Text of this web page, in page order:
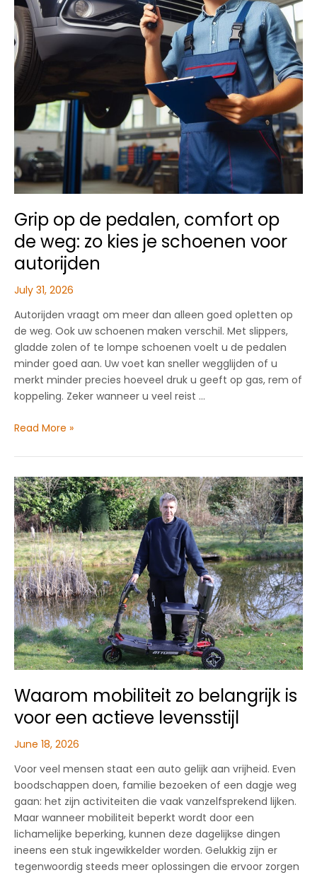
Grip op de pedalen, comfort op
de weg: zo kies je schoenen voor
autorijden
July 31, 2026
Autorijden vraagt om meer dan alleen goed opletten op
de weg. Ook uw schoenen maken verschil. Met slippers,
gladde zolen of te lompe schoenen voelt u de pedalen
minder goed aan. Uw voet kan sneller wegglijden of u
merkt minder precies hoeveel druk u geeft op gas, rem of
koppeling. Zeker wanneer u veel reist …
Grip
de
pedalen,
comfort
op
de
weg:
zo
kies
je
schoenen
voor
autorijden
Read More »
Waarom mobiliteit zo belangrijk is
voor een actieve levensstijl
June 18, 2026
Voor veel mensen staat een auto gelijk aan vrijheid. Even
boodschappen doen, familie bezoeken of een dagje weg
gaan: het zijn activiteiten die vaak vanzelfsprekend lijken.
Maar wanneer mobiliteit beperkt wordt door een
lichamelijke beperking, kunnen deze dagelijkse dingen
ineens een stuk ingewikkelder worden. Gelukkig zijn er
tegenwoordig steeds meer oplossingen die ervoor zorgen